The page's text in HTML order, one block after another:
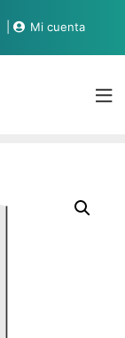
Mi cuenta